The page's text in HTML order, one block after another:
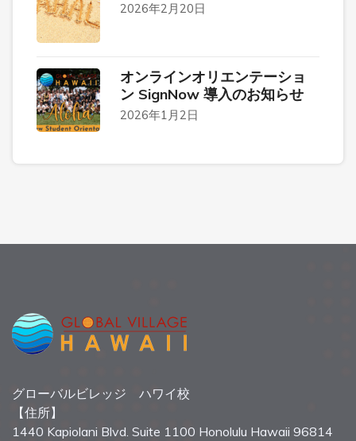
2026年2月20日
オンラインオリエンテーショ
ン SignNow 導入のお知らせ
2026年1月2日
グローバルビレッジ ハワイ校
【住所】
1440 Kapiolani Blvd. Suite 1100 Honolulu Hawaii 96814